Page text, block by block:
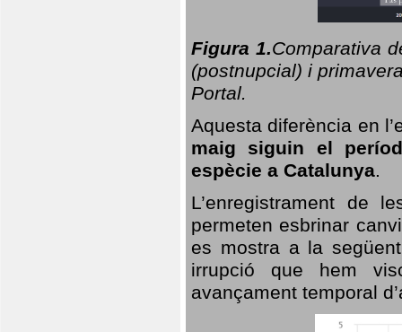
Figura 1.Comparativa
(postnupcial) i
Portal.
Aquesta diferència en
maig siguin el
espècie a Catalunya.
L’enregistrament de
permeten esbrinar
es mostra a la
irrupció que hem
avançament temporal